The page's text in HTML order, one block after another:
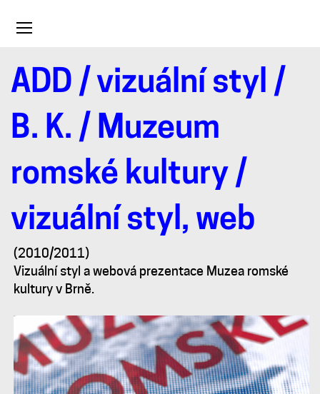
Toggle
ADD / vizuální styl /
B. K. / Muzeum
romské kultury /
vizuální styl, web
Muzeum
romské
kultury
/
vizuální
styl,
web
(2010/2011)
Vizuální styl a webová prezentace Muzea romské
kultury v Brně.